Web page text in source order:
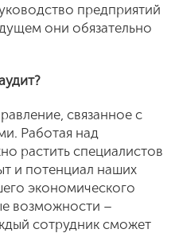
предприятий
они обязательно
связанное с
Работая над
растить специалистов
и потенциал наших
экономического
возможности –
сотрудник сможет